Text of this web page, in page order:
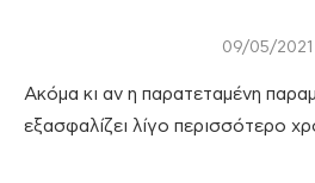
09/05/2021
Ακόμα κι αν η παρατεταμένη
εξασφαλίζει λίγο περισσότερο